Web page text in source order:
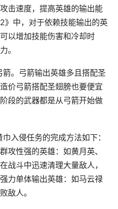
击速度，提高英雄的输出能
》中，对于依赖技能输出的英
以增加技能伤害和冷却时
。
。弓箭输出英雄多且搭配圣
价弓箭搭配圣翅膀也要便宜
段的武器都是从弓箭开始做
入侵任务的完成方法如下：
攻性强的英雄：如黄月英、
战斗中迅速清理大量敌人，
力单体输出英雄：如马云禄
敌人。